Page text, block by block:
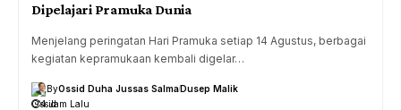
Dipelajari Pramuka Dunia
Menjelang peringatan Hari Pramuka setiap 14 Agustus, berbagai
kegiatan kepramukaan kembali digelar…
ByOssid Duha Jussas SalmaDusep Malik
4 Jam Lalu